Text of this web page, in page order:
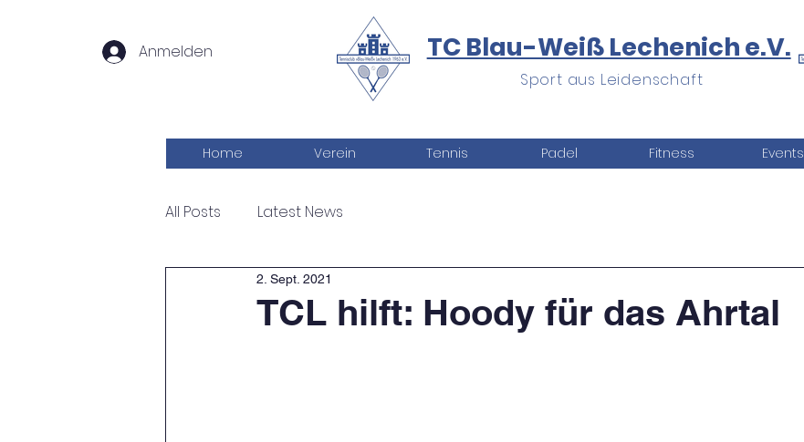
Anmelden TC Blau-Weiß Lechenich e.V.
Sport aus Leidenschaft
Home Verein Tennis Padel Fitness Events
All Posts Latest News
TCL hilft: Hoody für das Ahrtal
2. Sept. 2021